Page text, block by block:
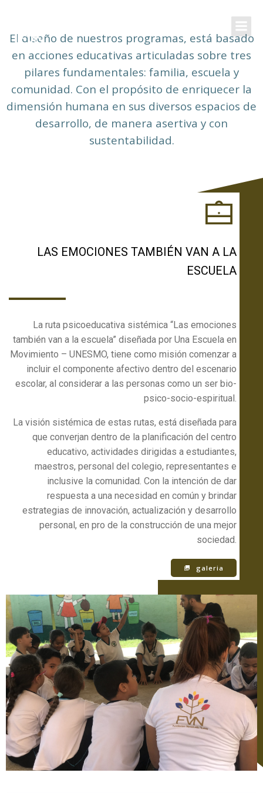
contenido
El diseño de nuestros programas, está basado
en acciones educativas articuladas sobre tres
pilares fundamentales: familia, escuela y
comunidad. Con el propósito de enriquecer la
dimensión humana en sus diversos espacios de
desarrollo, de manera asertiva y con
sustentabilidad.
LAS EMOCIONES TAMBIÉN VAN A LA
ESCUELA
La ruta psicoeducativa sistémica “Las emociones
también van a la escuela” diseñada por Una Escuela en
Movimiento – UNESMO, tiene como misión comenzar a
incluir el componente afectivo dentro del escenario
escolar, al considerar a las personas como un ser bio-
psico-socio-espiritual.
La visión sistémica de estas rutas, está diseñada para
que converjan dentro de la planificación del centro
educativo, actividades dirigidas a estudiantes,
maestros, personal del colegio, representantes e
inclusive la comunidad. Con la intención de dar
respuesta a una necesidad en común y brindar
estrategias de innovación, actualización y desarrollo
personal, en pro de la construcción de una mejor
sociedad.
galeria